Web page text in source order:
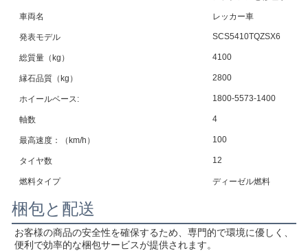
車両名 レッカー車
発表モデル SCS5410TQZSX6
総質量（kg） 4100
縁石品質（kg） 2800
ホイールベース: 1800-5573-1400
軸数 4
最高速度：（km/h） 100
タイヤ数 12
燃料タイプ ディーゼル燃料
梱包と配送
お客様の商品の安全性を確保するため、専門的で環境に優しく、
便利で効率的な梱包サービスが提供されます。